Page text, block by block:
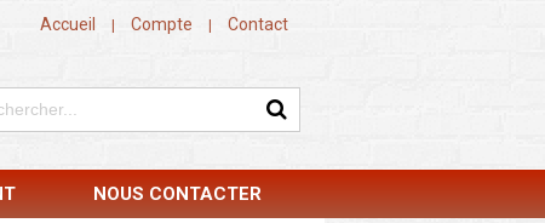
Accueil | Compte | Contact
NOUS CONTACTER